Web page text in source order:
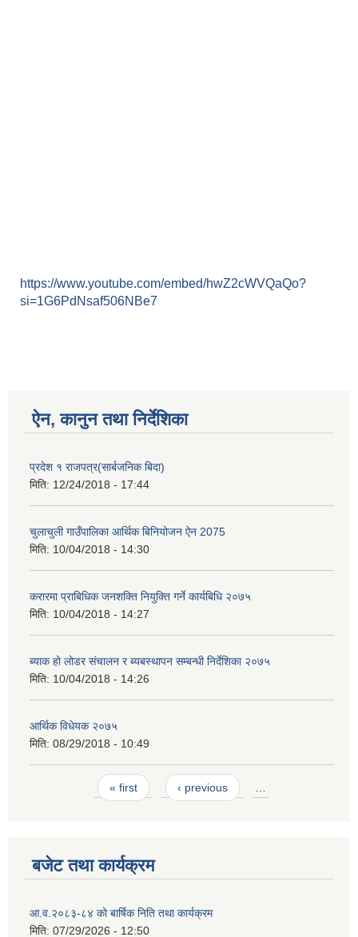
https://www.youtube.com/embed/hwZ2cWVQaQo?
si=1G6PdNsaf506NBe7
ऐन, कानुन तथा निर्देशिका
प्रदेश १ राजपत्र(सार्बजनिक बिदा)
मिति: 12/24/2018 - 17:44
चुलाचुली गाउँपालिका आर्थिक बिनियोजन ऐन 2075
मिति: 10/04/2018 - 14:30
करारमा प्राबिधिक जनशक्ति नियुक्ति गर्ने कार्यबिधि २०७५
मिति: 10/04/2018 - 14:27
ब्याक हो लोडर संचालन र ब्यबस्थापन सम्बन्धी निर्देशिका २०७५
मिति: 10/04/2018 - 14:26
आर्थिक विधेयक २०७५
मिति: 08/29/2018 - 10:49
« first ‹ previous
बजेट तथा कार्यक्रम
आ.व.२०८३-८४ को बार्षिक निति तथा कार्यक्रम
मिति: 07/29/2026 - 12:50